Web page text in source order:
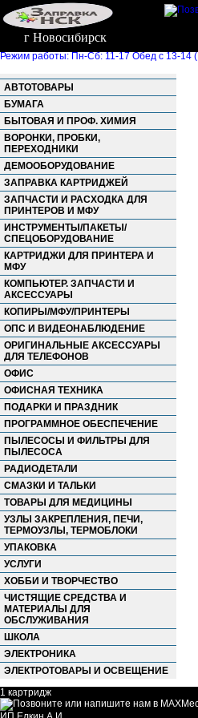
г Новосибирск
Режим работы: Пн-Сб: 11-17 Обед с 13-14
АВТОТОВАРЫ
БУМАГА
БЫТОВАЯ И ПРОФ. ХИМИЯ
ВОРОНКИ, ПРОБКИ,
ПЕРЕХОДНИКИ
ДЕМООБОРУДОВАНИЕ
ЗАПРАВКА КАРТРИДЖЕЙ
ЗАПЧАСТИ И РАСХОДКА ДЛЯ
ПРИНТЕРОВ И МФУ
ИНСТРУМЕНТЫ/ПАКЕТЫ/
СПЕЦОБОРУДОВАНИЕ
КАРТРИДЖИ ДЛЯ ПРИНТЕРА И
МФУ
КОМПЬЮТЕР. ЗАПЧАСТИ И
АКСЕССУАРЫ
КОПИРЫ/МФУ/ПРИНТЕРЫ
ОПС И ВИДЕОНАБЛЮДЕНИЕ
ОРИГИНАЛЬНЫЕ АКСЕССУАРЫ
ДЛЯ ТЕЛЕФОНОВ
ОФИС
ОФИСНАЯ ТЕХНИКА
ПОДАРКИ И ПРАЗДНИК
ПРОГРАММНОЕ ОБЕСПЕЧЕНИЕ
ПЫЛЕСОСЫ И ФИЛЬТРЫ ДЛЯ
ПЫЛЕСОСА
РАДИОДЕТАЛИ
СМАЗКИ И ТАЛЬКИ
ТОВАРЫ ДЛЯ МЕДИЦИНЫ
УЗЛЫ ЗАКРЕПЛЕНИЯ, ПЕЧИ,
ТЕРМОУЗЛЫ, ТЕРМОБЛОКИ
УПАКОВКА
УСЛУГИ
ХОББИ И ТВОРЧЕСТВО
ЧИСТЯЩИЕ СРЕДСТВА И
МАТЕРИАЛЫ ДЛЯ
ОБСЛУЖИВАНИЯ
ШКОЛА
ЭЛЕКТРОНИКА
ЭЛЕКТРОТОВАРЫ И ОСВЕЩЕНИЕ
1 картридж